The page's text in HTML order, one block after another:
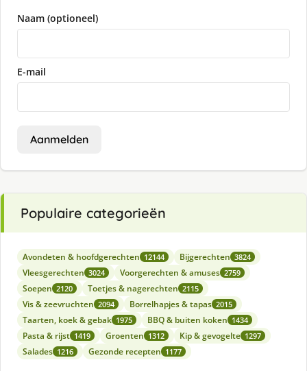
Naam (optioneel)
E-mail
Aanmelden
Populaire categorieën
Avondeten & hoofdgerechten 12144 Bijgerechten 3824
Vleesgerechten 3024 Voorgerechten & amuses 2759
Soepen 2120 Toetjes & nagerechten 2115
Vis & zeevruchten 2094 Borrelhapjes & tapas 2015
Taarten, koek & gebak 1975 BBQ & buiten koken 1434
Pasta & rijst 1419 Groenten 1312 Kip & gevogelte 1297
Salades 1216 Gezonde recepten 1177